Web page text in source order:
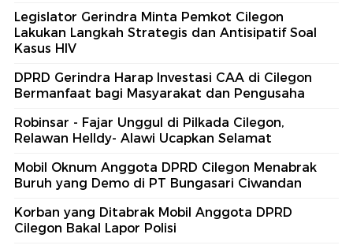
Legislator Gerindra Minta Pemkot Cilegon
Lakukan Langkah Strategis dan Antisipatif Soal
Kasus HIV
DPRD Gerindra Harap Investasi CAA di Cilegon
Bermanfaat bagi Masyarakat dan Pengusaha
Robinsar - Fajar Unggul di Pilkada Cilegon,
Relawan Helldy- Alawi Ucapkan Selamat
Mobil Oknum Anggota DPRD Cilegon Menabrak
Buruh yang Demo di PT Bungasari Ciwandan
Korban yang Ditabrak Mobil Anggota DPRD
Cilegon Bakal Lapor Polisi